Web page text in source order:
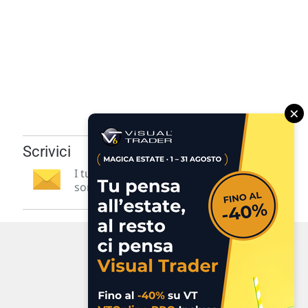
Scrivici
I tuoi suggerimenti per noi
sono preziosi e molto utili! »
×